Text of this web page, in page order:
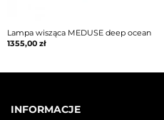
Lampa wisząca MEDUSE deep ocean
1355,00 zł
INFORMACJE